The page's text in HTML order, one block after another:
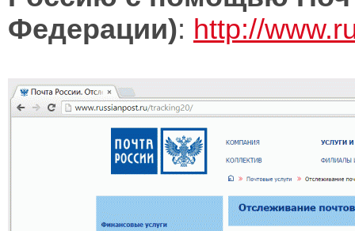
Федерации): http://